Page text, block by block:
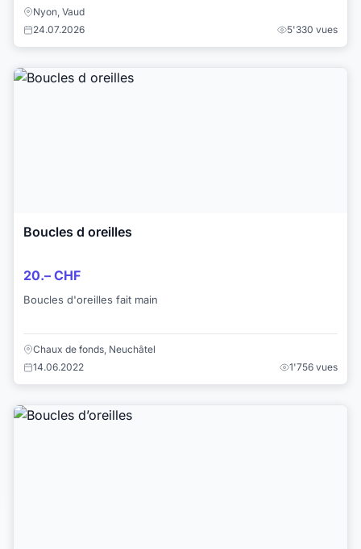
Nyon, Vaud
24.07.2026
5'330 vues
Boucles d oreilles
20.– CHF
Boucles d'oreilles fait main
Chaux de fonds, Neuchâtel
14.06.2022
1'756 vues